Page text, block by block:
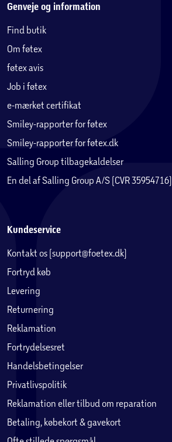
Genveje og information
Find butik
Om føtex
føtex avis
Job i føtex
e-mærket certifikat
Smiley-rapporter for føtex
Smiley-rapporter for føtex.dk
Salling Group tilbagekaldelser
En del af Salling Group A/S (CVR 35954716)
Kundeservice
Kontakt os (support@foetex.dk)
Fortryd køb
Levering
Returnering
Reklamation
Fortrydelsesret
Handelsbetingelser
Privatlivspolitik
Reklamation eller tilbud om reparation
Betaling, købekort & gavekort